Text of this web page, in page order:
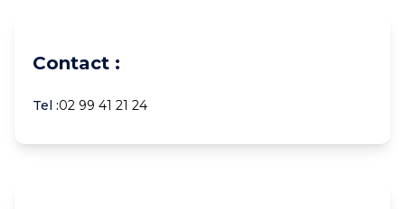
Contact :
Tel :02 99 41 21 24